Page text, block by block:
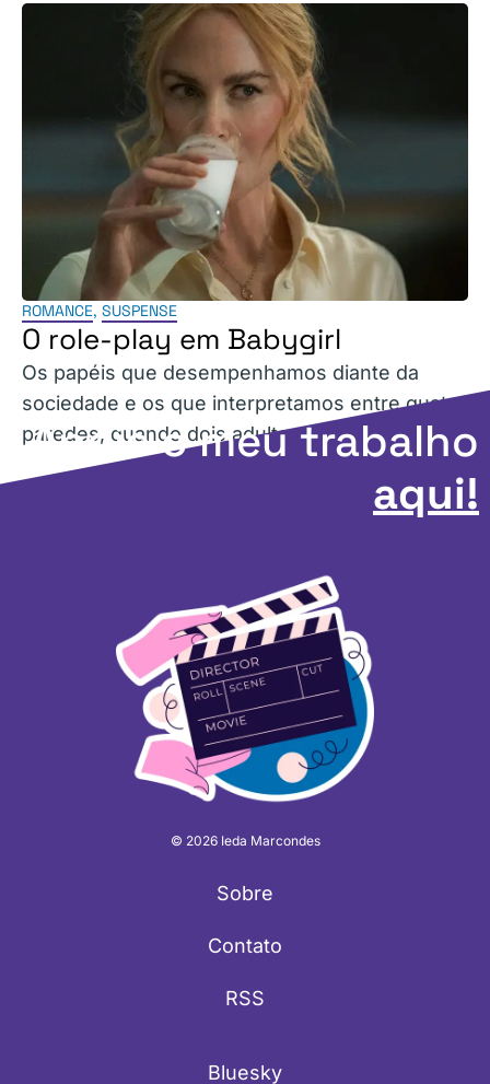
ROMANCE, SUSPENSE
O role-play em Babygirl
Os papéis que desempenhamos diante da
sociedade e os que interpretamos entre quatro
paredes, quando dois adultos consentem.
Apoie o meu trabalho
aqui!
© 2026 Ieda Marcondes
Sobre
Contato
RSS
Bluesky